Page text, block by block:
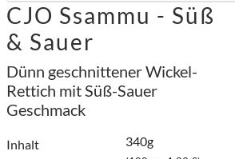
CJO Ssammu - Süß
& Sauer
Dünn geschnittener Wickel-
Rettich mit Süß-Sauer
Geschmack
Inhalt 340g